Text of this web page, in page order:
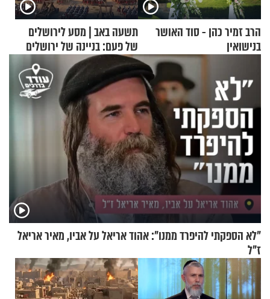
הרב זמיר כהן - סוד האושר
בנישואין
תשעה באב | מסע לירושלים
של פעם: בניינה של ירושלים
"לא הספקתי להיפרד ממנו": אהוד אריאל על אביו, מאיר אריאל
ז"ל